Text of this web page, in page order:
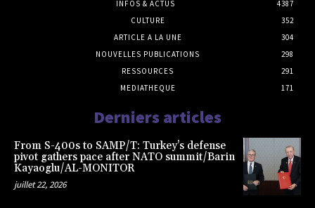
INFOS & ACTUS
4387
CULTURE
352
ARTICLE A LA UNE
304
NOUVELLES PUBLICATIONS
298
RESSOURCES
291
MEDIATHEQUE
171
Derniers articles
From S-400s to SAMP/T: Turkey’s defense
pivot gathers pace after NATO summit/Barin
Kayaoglu/AL-MONITOR
juillet 22, 2026